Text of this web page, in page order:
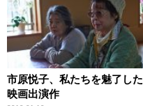
市原悦子、私たちを魅了した
映画出演作